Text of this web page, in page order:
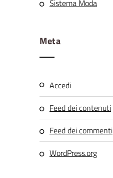
Sistema Moda
Meta
Accedi
Feed dei contenuti
Feed dei commenti
WordPress.org